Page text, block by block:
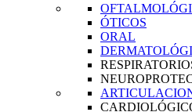
ÓTICOS
ORAL